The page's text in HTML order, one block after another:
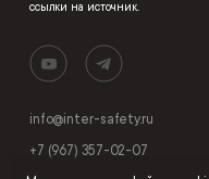
ссылки на источник.
info@inter-safety.ru
+7 (967) 357-02-07